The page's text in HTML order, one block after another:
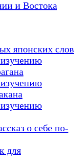
и Востока
японских слов
о себе по-
для